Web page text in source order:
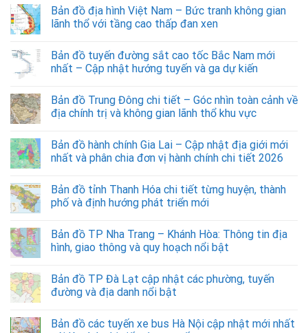
Bản đồ địa hình Việt Nam – Bức tranh không gian
lãnh thổ với tầng cao thấp đan xen
Bản đồ tuyến đường sắt cao tốc Bắc Nam mới
nhất – Cập nhật hướng tuyến và ga dự kiến
Bản đồ Trung Đông chi tiết – Góc nhìn toàn cảnh về
địa chính trị và không gian lãnh thổ khu vực
Bản đồ hành chính Gia Lai – Cập nhật địa giới mới
nhất và phân chia đơn vị hành chính chi tiết 2026
Bản đồ tỉnh Thanh Hóa chi tiết từng huyện, thành
phố và định hướng phát triển mới
Bản đồ TP Nha Trang – Khánh Hòa: Thông tin địa
hình, giao thông và quy hoạch nổi bật
Bản đồ TP Đà Lạt cập nhật các phường, tuyến
đường và địa danh nổi bật
Bản đồ các tuyến xe bus Hà Nội cập nhật mới nhất